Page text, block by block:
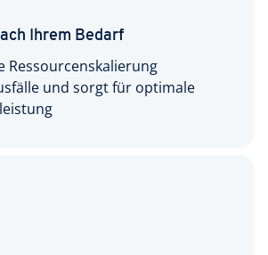
Ihrem Bedarf
Ressourcenskalierung
und sorgt für optimale